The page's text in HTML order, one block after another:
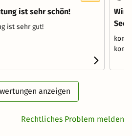
ist sehr schön!
ist sehr gut!
Wir
anzeigen
Rechtliches Problem melden